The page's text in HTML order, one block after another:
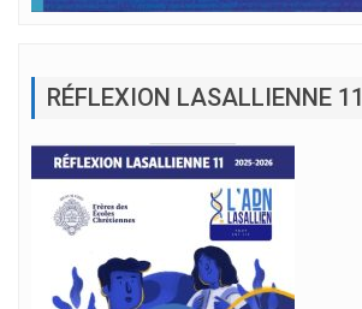
RÉFLEXION LASALLIENNE 11